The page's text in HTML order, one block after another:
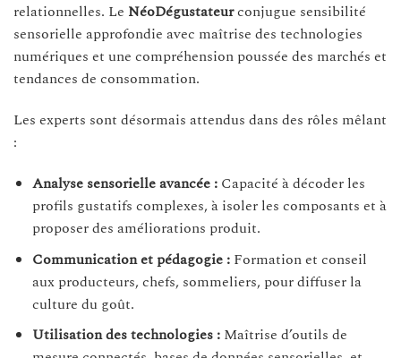
relationnelles. Le NéoDégustateurconjugue sensibilité
sensorielle approfondie avec maîtrise des technologies
numériques et une compréhension poussée des marchés et
tendances de consommation.
Les experts sont désormais attendus dans des rôles mêlant
:
Analyse sensorielle avancée :Capacité à décoder les
profils gustatifs complexes, à isoler les composants et à
proposer des améliorations produit.
Communication et pédagogie :Formation et conseil
aux producteurs, chefs, sommeliers, pour diffuser la
culture du goût.
Utilisation des technologies : Maîtrise d’outils de